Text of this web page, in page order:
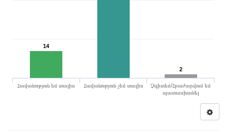
14
2
Հավանություն եմ տալիս Հավանություն չեմ տալիս
Չգիտեմ/Հրաժարվում եմ
պատասխանել